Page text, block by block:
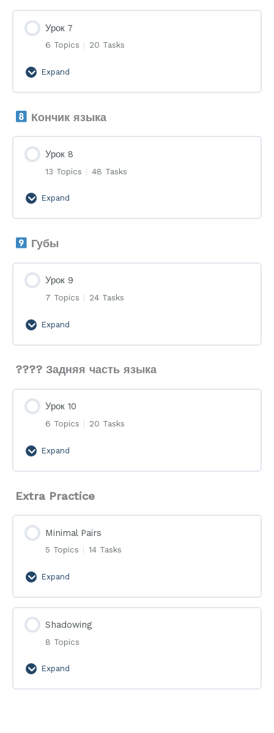
Урок 7
6 Topics | 20 Tasks
Expand
Урок
7
Кончик языка
Урок 8
13 Topics | 48 Tasks
Expand
Урок
8
Губы
Урок 9
7 Topics | 24 Tasks
Expand
Урок
9
???? Задняя часть языка
Урок 10
6 Topics | 20 Tasks
Expand
Урок
10
Extra Practice
Minimal Pairs
5 Topics | 14 Tasks
Expand
Minimal
Pairs
Shadowing
8 Topics
Expand
Shadowing